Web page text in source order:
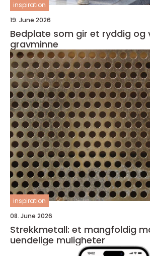
inspiration
19. June 2026
Bedplate som gir et ryddig og
gravminne
inspiration
08. June 2026
Strekkmetall: et mangfoldig
uendelige muligheter